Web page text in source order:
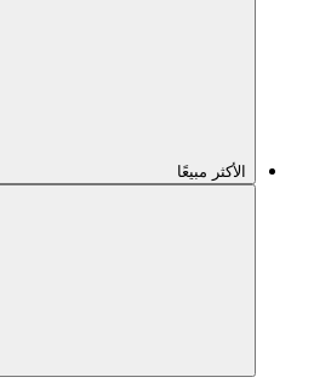
الأكثر مبيعًا